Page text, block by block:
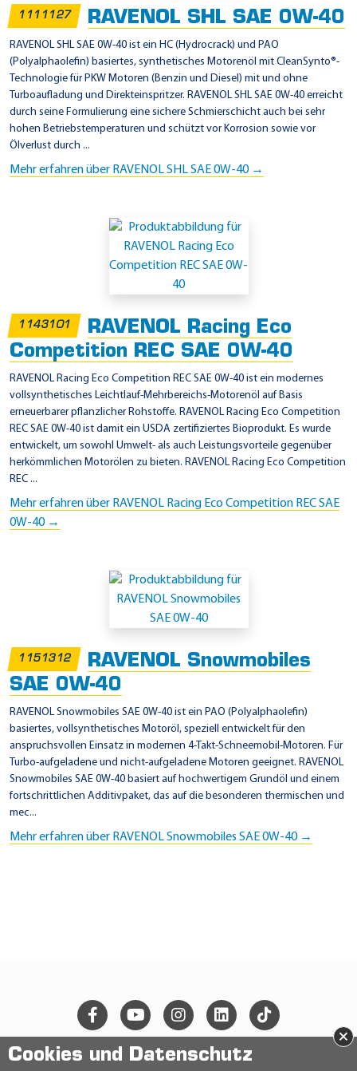
4
0
1111127 RAVENOL SHL SAE 0W-40
RAVENOL SHL SAE 0W-40 ist ein HC (Hydrocrack) und PAO
(Polyalphaolefin) basiertes, synthetisches Motorenöl mit CleanSynto®-
Technologie für PKW Motoren (Benzin und Diesel) mit und ohne
Turboaufladung und Direkteinspritzer. RAVENOL SHL SAE 0W-40 erreicht
durch seine Formulierung eine sichere Schmierschicht auch bei sehr
hohen Betriebstemperaturen und schützt vor Korrosion sowie vor
Ölverlust durch ...
Mehr erfahren über RAVENOL SHL SAE 0W-40 →
1143101
RAVENOL Racing Eco
Competition REC SAE 0W-40
RAVENOL Racing Eco Competition REC SAE 0W-40 ist ein modernes
vollsynthetisches Leichtlauf-Mehrbereichs-Motorenöl auf Basis
erneuerbarer pflanzlicher Rohstoffe. RAVENOL Racing Eco Competition
REC SAE 0W-40 ist damit ein USDA zertifiziertes Bioprodukt. Es wurde
entwickelt, um sowohl Umwelt- als auch Leistungsvorteile gegenüber
herkömmlichen Motorölen zu bieten. RAVENOL Racing Eco Competition
REC ...
Mehr erfahren über RAVENOL Racing Eco Competition REC SAE
0W-40 →
1151312
RAVENOL Snowmobiles
SAE 0W-40
RAVENOL Snowmobiles SAE 0W-40 ist ein PAO (Polyalphaolefin)
basiertes, vollsynthetisches Motoröl, speziell entwickelt für den
anspruchsvollen Einsatz in modernen 4-Takt-Schneemobil-Motoren. Für
Turbo-aufgeladene und nicht-aufgeladene Motoren geeignet. RAVENOL
Snowmobiles SAE 0W-40 basiert auf hochwertigem Grundöl und einem
fortschrittlichen Additivpaket, das auf die besonderen thermischen und
mec...
Mehr erfahren über RAVENOL Snowmobiles SAE 0W-40 →
Cookies und Datenschutz
×